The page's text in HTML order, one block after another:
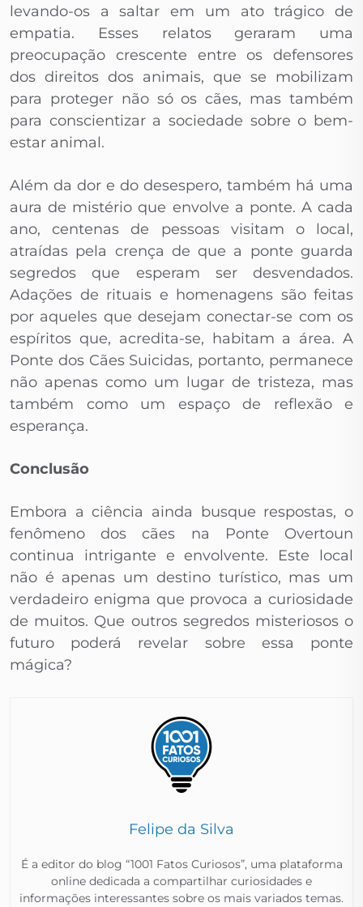
levando-os a saltar em um ato trágico de
empatia. Esses relatos geraram uma
preocupação crescente entre os defensores
dos direitos dos animais, que se mobilizam
para proteger não só os cães, mas também
para conscientizar a sociedade sobre o bem-
estar animal.
Além da dor e do desespero, também há uma
aura de mistério que envolve a ponte. A cada
ano, centenas de pessoas visitam o local,
atraídas pela crença de que a ponte guarda
segredos que esperam ser desvendados.
Adações de rituais e homenagens são feitas
por aqueles que desejam conectar-se com os
espíritos que, acredita-se, habitam a área. A
Ponte dos Cães Suicidas, portanto, permanece
não apenas como um lugar de tristeza, mas
também como um espaço de reflexão e
esperança.
Conclusão
Embora a ciência ainda busque respostas, o
fenômeno dos cães na Ponte Overtoun
continua intrigante e envolvente. Este local
não é apenas um destino turístico, mas um
verdadeiro enigma que provoca a curiosidade
de muitos. Que outros segredos misteriosos o
futuro poderá revelar sobre essa ponte
mágica?
Felipe da Silva
É a editor do blog “1001 Fatos Curiosos”, uma plataforma
online dedicada a compartilhar curiosidades e
informações interessantes sobre os mais variados temas.